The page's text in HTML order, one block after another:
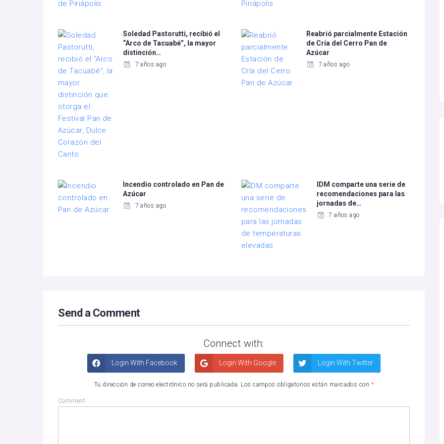
Soledad Pastorutti, recibió el
“Arco de Tacuabé”, la mayor
distinción…
7 años ago
Reabrió parcialmente Estación
de Cría del Cerro Pan de
Azúcar
7 años ago
Incendio controlado en Pan de
Azúcar
7 años ago
IDM comparte una serie de
recomendaciones para las
jornadas de…
7 años ago
Send a Comment
Connect with:
Login With Facebook Login With Google Login With Twitter
Tu dirección de correo electrónico no será publicada. Los campos obligatorios están marcados con *
Comment